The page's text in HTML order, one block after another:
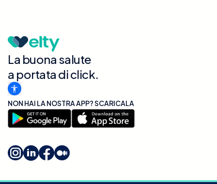
La buona salute
a portata di click.
NON HAI LA NOSTRA APP? SCARICALA